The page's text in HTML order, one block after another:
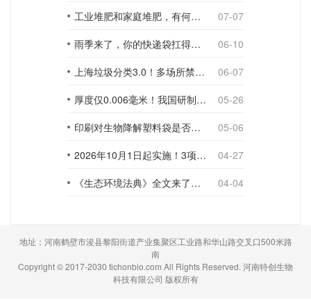
工业堆肥和家庭堆肥，有何不同？
07-07
雨季来了，你的快递袋扛得住吗？
06-10
上海垃圾分类3.0！多场所禁止使用一次性塑料袋；推动快递包装绿色转型
06-07
厚度仅0.006毫米！我国研制出超薄型全生物降解渗水地膜
05-26
印刷对生物降解塑料袋是否构成影响？
05-06
2026年10月1日起实施！3项生物降解能力检测新国标
04-27
《生态环境法典》全文来了！降解材料、生物基应用与包装环保规范
04-04
地址：河南鹤壁市浚县黎阳街道产业集聚区工业路和华山路交叉口500米路
南
Copyright © 2017-2030 tichonbio.com All Rights Reserved. 河南特创生物
科技有限公司 版权所有